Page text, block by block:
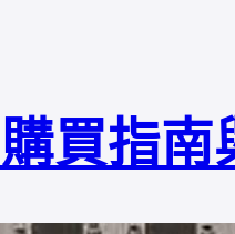
買指南